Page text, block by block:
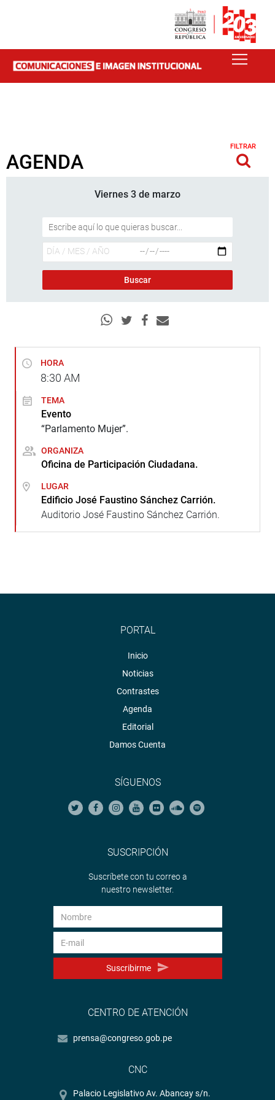
AGENDA
FILTRAR
Viernes 3 de marzo
HORA
8:30 AM
TEMA
Evento
“Parlamento Mujer”.
ORGANIZA
Oficina de Participación Ciudadana.
LUGAR
Edificio José Faustino Sánchez Carrión.
Auditorio José Faustino Sánchez Carrión.
PORTAL
Inicio
Noticias
Contrastes
Agenda
Editorial
Damos Cuenta
SÍGUENOS
SUSCRIPCIÓN
Suscríbete con tu correo a
nuestro newsletter.
Suscribirme
CENTRO DE ATENCIÓN
prensa@congreso.gob.pe
CNC
Palacio Legislativo Av. Abancay s/n.